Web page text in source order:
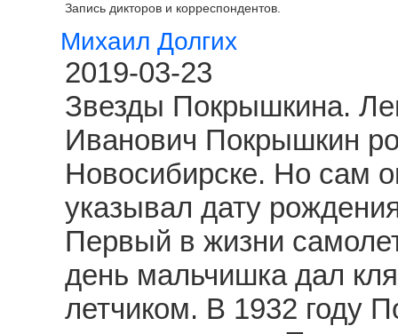
Запись дикторов и корреспондентов.
Михаил Долгих
2019-03-23
Звезды Покрышкина.
Иванович Покрышкин
Новосибирске. Но сам
указывал дату
Первый в жизни
день мальчишка дал
летчиком. В 1932 году